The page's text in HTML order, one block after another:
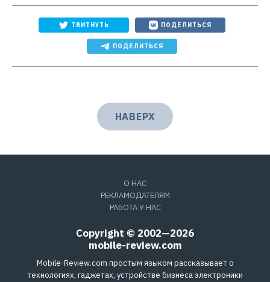
ТВИТНУТЬ ПОДЕЛИТЬСЯ
ПОДЕЛИТЬСЯ
НАВЕРХ
О НАС
РЕКЛАМОДАТЕЛЯМ
РАБОТА У НАС
Copyright © 2002—2026
mobile-review.com
Mobile-Review.com простым языком рассказывает о
технологиях, гаджетах, устройстве бизнеса электроники